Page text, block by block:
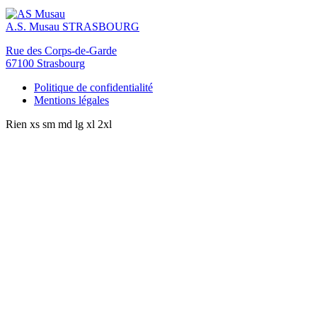
A.S. Musau STRASBOURG
Rue des Corps-de-Garde
67100 Strasbourg
Politique de confidentialité
Mentions légales
Rien xs sm md lg xl 2xl